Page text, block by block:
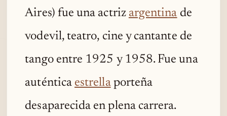
Aires) fue una actriz argentina de
vodevil, teatro, cine y cantante de
tango entre 1925 y 1958. Fue una
auténtica estrellaporteña
desaparecida en plena carrera.